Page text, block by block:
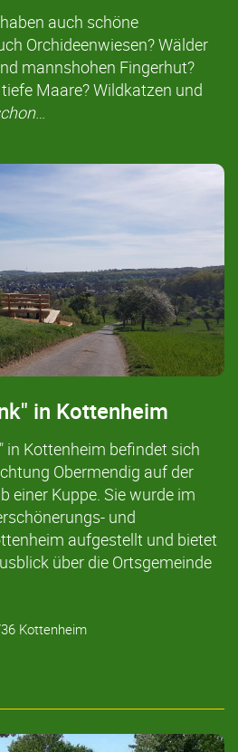
auch schöne
Orchideenwiesen? Wälder
mannshohen Fingerhut?
Maare? Wildkatzen und
…
in Kottenheim
in Kottenheim befindet sich
Obermendig auf der
einer Kuppe. Sie wurde im
und
aufgestellt und bietet
über die Ortsgemeinde
Kottenheim